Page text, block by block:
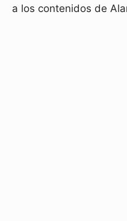
a los contenidos de